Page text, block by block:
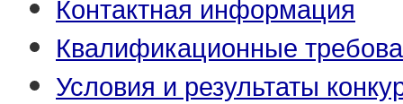
Контактная информация
Квалификационные
Условия и результаты